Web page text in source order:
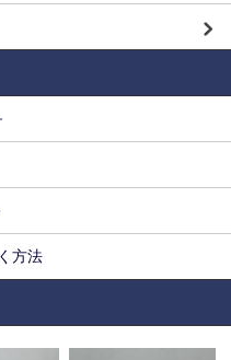
方法